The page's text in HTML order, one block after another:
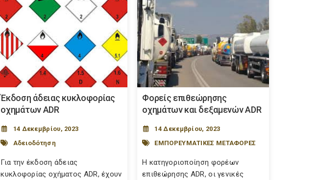
Έκδοση άδειας κυκλοφορίας
οχημάτων ADR
14 Δεκεμβρίου, 2023
Αδειοδότηση
Για την έκδοση άδειας
κυκλοφορίας οχήματος ADR, έχουν
Φορείς επιθεώρησης
οχημάτων και δεξαμενών ADR
14 Δεκεμβρίου, 2023
ΕΜΠΟΡΕΥΜΑΤΙΚΕΣ ΜΕΤΑΦΟΡΕΣ
Η κατηγοριοποίηση φορέων
επιθεώρησης ADR, οι γενικές